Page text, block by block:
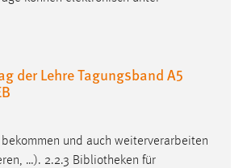
der Lehre Tagungsband A5
und auch weiterverarbeiten
…). 2.2.3 Bibliotheken für
mibew-chat-frame-style-